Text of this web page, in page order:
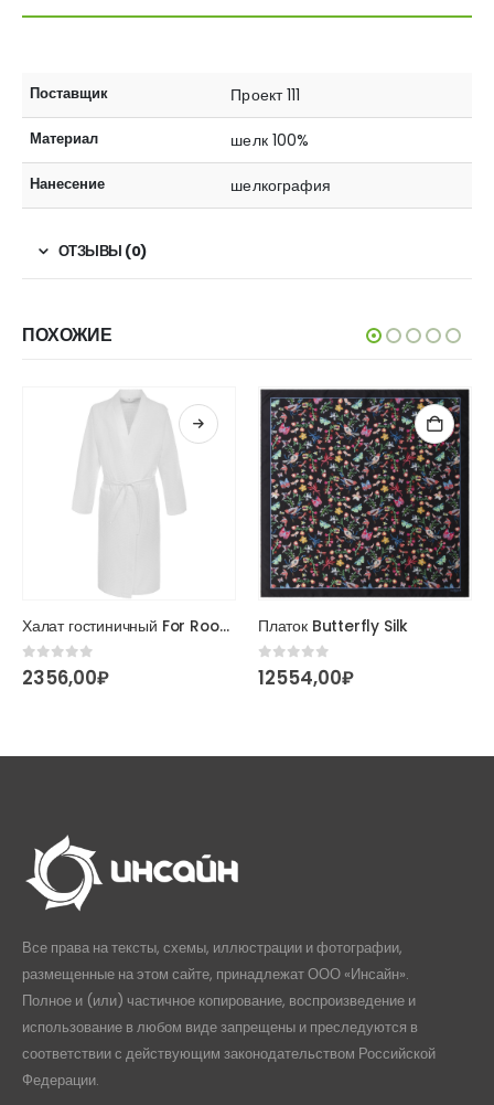
Поставщик Проект 111
Материал шелк 100%
Нанесение шелкография
ОТЗЫВЫ (0)
ПОХОЖИЕ
Халат гостиничный For Rooms
0из 5
2356,00₽
Платок Butterfly Silk
0из 5
12554,00₽
Все права на тексты, схемы, иллюстрации и фотографии,
размещенные на этом сайте, принадлежат ООО «Инсайн».
Полное и (или) частичное копирование, воспроизведение и
использование в любом виде запрещены и преследуются в
соответствии с действующим законодательством Российской
Федерации.